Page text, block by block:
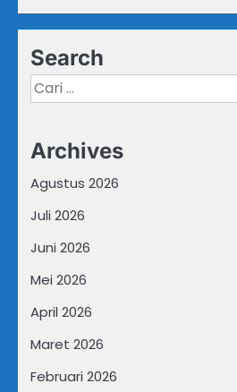
Search
Cari
untuk:
Archives
Agustus 2026
Juli 2026
Juni 2026
Mei 2026
April 2026
Maret 2026
Februari 2026